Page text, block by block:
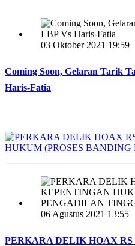
03 Oktober 2021 19:59
Coming Soon, Gelaran Tarik
Haris-Fatia
06 Agustus 2021 13:55
PERKARA DELIK HOAX